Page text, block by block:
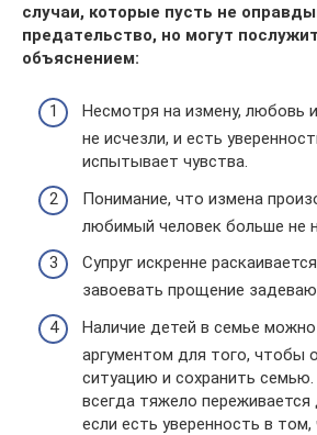
случаи, которые пусть не
предательство, но могут
объяснением:
Несмотря на измену, любовь
не исчезли, и есть
испытывает чувства.
Понимание, что измена
любимый человек больше не
Супруг искренне
завоевать прощение
Наличие детей в семье
аргументом для того, чтобы
ситуацию и сохранить
всегда тяжело
если есть уверенность в